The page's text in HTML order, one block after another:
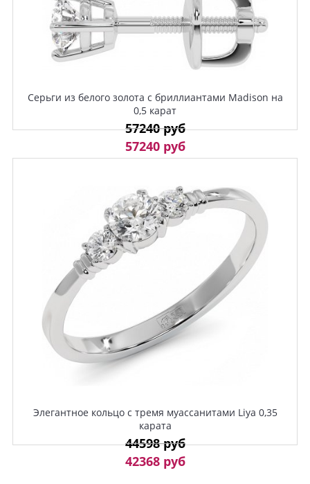
Серьги из белого золота с бриллиантами Madison на
0,5 карат
57240 руб
57240 руб
Элегантное кольцо с тремя муассанитами Liya 0,35
карата
44598 руб
42368 руб